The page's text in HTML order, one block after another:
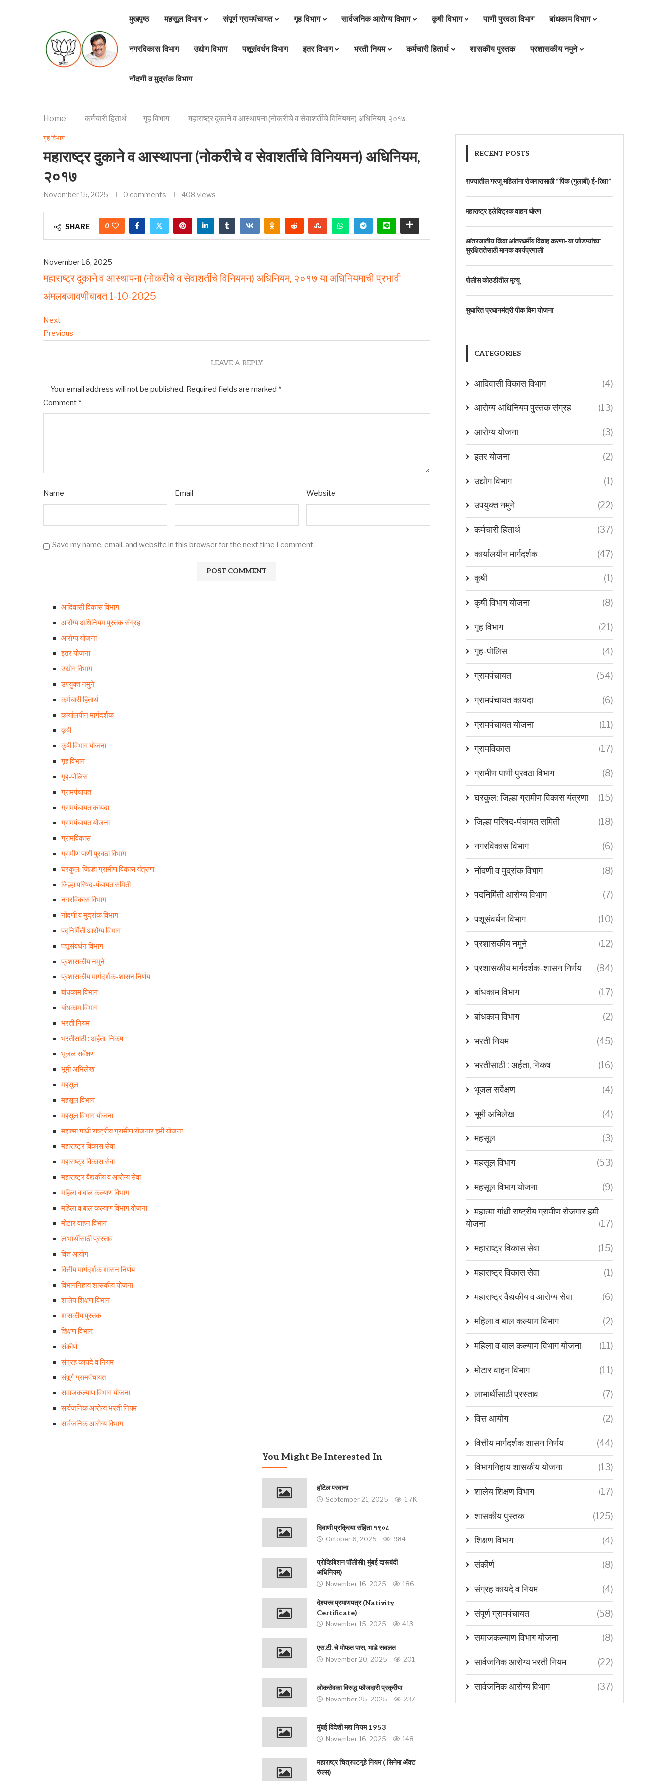
मुखपृष्ठ महसूल विभाग संपूर्ण ग्रामपंचायत गृह विभाग सार्वजनिक आरोग्य विभाग कृषी विभाग पाणी पुरवठा विभाग बांधकाम विभाग
नगरविकास विभाग उद्योग विभाग पशूसंवर्धन विभाग इतर विभाग भरती नियम कर्मचारी हितार्थ शासकीय पुस्तक प्रशासकीय नमुने
नोंदणी व मुद्रांक विभाग
Home कर्मचारी हितार्थ गृह विभाग महाराष्ट्र दुकाने व आस्थापना (नोकरीचे व सेवाशर्तीचे विनियमन) अधिनियम, २०१७
गृह विभाग
महाराष्ट्र दुकाने व आस्थापना (नोकरीचे व सेवाशर्तीचे विनियमन) अधिनियम,
२०१७
November 15, 2025 0 comments 408 views
SHARE 0
November 16, 2025
महाराष्ट्र दुकाने व आस्थापना (नोकरीचे व सेवाशर्तीचे विनियमन) अधिनियम, २०१७ या अधिनियमाची प्रभावी
अंमलबजावणीबाबत 1-10-2025
Next
Previous
LEAVE A REPLY
Your email address will not be published. Required fields are marked *
Comment *
Name Email Website
Save my name, email, and website in this browser for the next time I comment.
आदिवासी विकास विभाग
आरोग्य अधिनियम पुस्तक संग्रह
आरोग्य योजना
इतर योजना
उद्योग विभाग
उपयुक्त नमुने
कर्मचारी हितार्थ
कार्यालयीन मार्गदर्शक
कृषी
कृषी विभाग योजना
गृह विभाग
गृह-पोलिस
ग्रामपंचायत
ग्रामपंचायत कायदा
ग्रामपंचायत योजना
ग्रामविकास
ग्रामीण पाणी पुरवठा विभाग
घरकुल: जिल्हा ग्रामीण विकास यंत्रणा
जिल्हा परिषद-पंचायत समिती
नगरविकास विभाग
नोंदणी व मुद्रांक विभाग
पदनिर्मिती आरोग्य विभाग
पशूसंवर्धन विभाग
प्रशासकीय नमुने
प्रशासकीय मार्गदर्शक-शासन निर्णय
बांधकाम विभाग
बांधकाम विभाग
भरती नियम
भरतीसाठी : अर्हता, निकष
भूजल सर्वेक्षण
भूमी अभिलेख
महसूल
महसूल विभाग
महसूल विभाग योजना
महात्मा गांधी राष्ट्रीय ग्रामीण रोजगार हमी योजना
महाराष्ट्र विकास सेवा
महाराष्ट्र विकास सेवा
महाराष्ट्र वैद्यकीय व आरोग्य सेवा
महिला व बाल कल्याण विभाग
महिला व बाल कल्याण विभाग योजना
मोटार वाहन विभाग
लाभार्थीसाठी प्रस्ताव
वित्त आयोग
वित्तीय मार्गदर्शक शासन निर्णय
विभागनिहाय शासकीय योजना
शालेय शिक्षण विभाग
शासकीय पुस्तक
शिक्षण विभाग
संकीर्ण
संग्रह कायदे व नियम
संपूर्ण ग्रामपंचायत
समाजकल्याण विभाग योजना
सार्वजनिक आरोग्य भरती नियम
सार्वजनिक आरोग्य विभाग
You Might Be Interested In
हॉटेल परवाना
September 21, 2025 1.7K
दिवाणी प्रक्रिया संहिता १९०८
October 6, 2025 984
प्रोव्हिबिशन पॉलीसी( मुंबई दारूबंदी
अधिनियम)
November 16, 2025 186
देश्यत्त्व प्रमाणपत्र (Nativity
Certificate)
November 15, 2025 413
एस.टी. चे मोफत पास, भाडे सवलत
November 20, 2025 201
लोकसेवका विरुद्ध फौजदारी प्रक्रीया
November 25, 2025 237
मुंबई विदेशी मद्य नियम 1953
November 16, 2025 148
महाराष्ट्र चित्रपटगृहे नियम ( सिनेमा अ‍ॅक्ट
रुंल्स)
RECENT POSTS
राज्यातील गरजू महिलांना रोजगारासाठी “पिंक (गुलाबी) ई-रिक्षा”
महाराष्ट्र इलेक्ट्रिक वाहन धोरण
आंतरजातीय किंवा आंतरधर्मीय विवाह करणा-या जोडप्यांच्या
सुरक्षिततेसाठी मानक कार्यप्रणाली
पोलीस कोठडीतील मृत्यू
सुधारित प्रधानमंत्री पीक विमा योजना
CATEGORIES
आदिवासी विकास विभाग (4)
आरोग्य अधिनियम पुस्तक संग्रह (13)
आरोग्य योजना (3)
इतर योजना (2)
उद्योग विभाग (1)
उपयुक्त नमुने (22)
कर्मचारी हितार्थ (37)
कार्यालयीन मार्गदर्शक (47)
कृषी (1)
कृषी विभाग योजना (8)
गृह विभाग (21)
गृह-पोलिस (4)
ग्रामपंचायत (54)
ग्रामपंचायत कायदा (6)
ग्रामपंचायत योजना (11)
ग्रामविकास (17)
ग्रामीण पाणी पुरवठा विभाग (8)
घरकुल: जिल्हा ग्रामीण विकास यंत्रणा (15)
जिल्हा परिषद-पंचायत समिती (18)
नगरविकास विभाग (6)
नोंदणी व मुद्रांक विभाग (8)
पदनिर्मिती आरोग्य विभाग (7)
पशूसंवर्धन विभाग (10)
प्रशासकीय नमुने (12)
प्रशासकीय मार्गदर्शक-शासन निर्णय (84)
बांधकाम विभाग (17)
बांधकाम विभाग (2)
भरती नियम (45)
भरतीसाठी : अर्हता, निकष (16)
भूजल सर्वेक्षण (4)
भूमी अभिलेख (4)
महसूल (3)
महसूल विभाग (53)
महसूल विभाग योजना (9)
महात्मा गांधी राष्ट्रीय ग्रामीण रोजगार हमी
योजना
(17)
महाराष्ट्र विकास सेवा (15)
महाराष्ट्र विकास सेवा (1)
महाराष्ट्र वैद्यकीय व आरोग्य सेवा (6)
महिला व बाल कल्याण विभाग (2)
महिला व बाल कल्याण विभाग योजना (11)
मोटार वाहन विभाग (11)
लाभार्थीसाठी प्रस्ताव (7)
वित्त आयोग (2)
वित्तीय मार्गदर्शक शासन निर्णय (44)
विभागनिहाय शासकीय योजना (13)
शालेय शिक्षण विभाग (17)
शासकीय पुस्तक (125)
शिक्षण विभाग (4)
संकीर्ण (8)
संग्रह कायदे व नियम (4)
संपूर्ण ग्रामपंचायत (58)
समाजकल्याण विभाग योजना (8)
सार्वजनिक आरोग्य भरती नियम (22)
सार्वजनिक आरोग्य विभाग (37)